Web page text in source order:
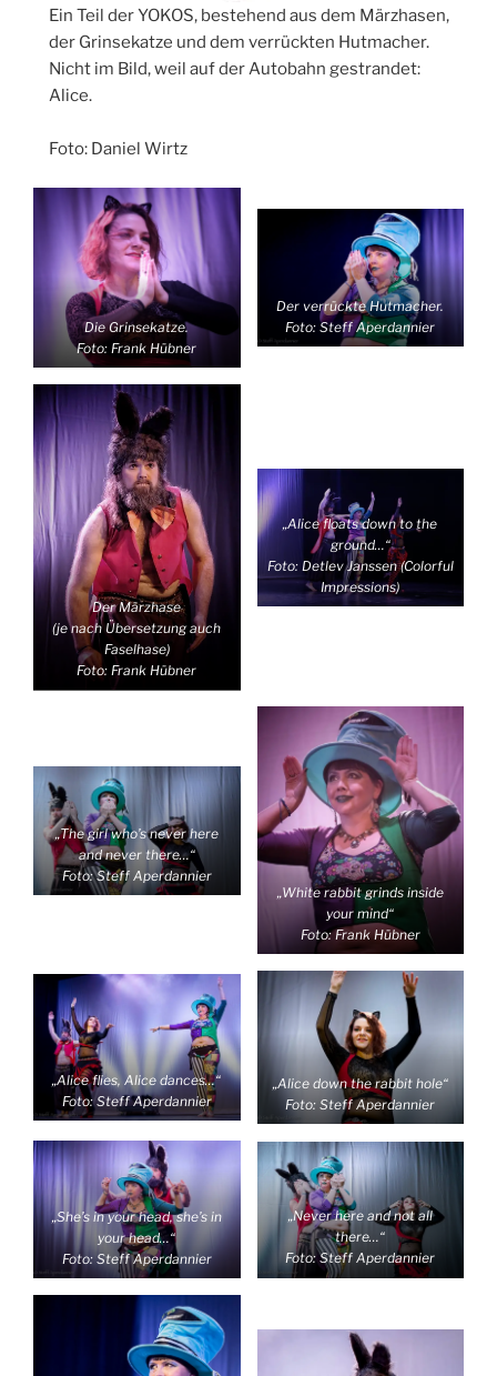
Ein Teil der YOKOS, bestehend aus dem Märzhasen,
der Grinsekatze und dem verrückten Hutmacher.
Nicht im Bild, weil auf der Autobahn gestrandet:
Alice.
Foto: Daniel Wirtz
Die Grinsekatze.
Foto: Frank Hübner
Der verrückte Hutmacher.
Foto: Steff Aperdannier
Der Märzhase
(je nach Übersetzung auch
Faselhase)
Foto: Frank Hübner
„Alice floats down to the
ground…“
Foto: Detlev Janssen (Colorful
Impressions)
„The girl who’s never here
and never there…“
Foto: Steff Aperdannier
„White rabbit grinds inside
your mind“
Foto: Frank Hübner
„Alice flies, Alice dances…“
Foto: Steff Aperdannier
„Alice down the rabbit hole“
Foto: Steff Aperdannier
„She’s in your head, she’s in
your head…“
Foto: Steff Aperdannier
„Never here and not all
there…“
Foto: Steff Aperdannier